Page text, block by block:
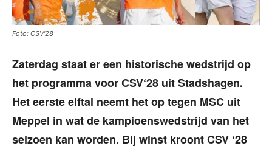
Foto: CSV'28
Zaterdag staat er een historische wedstrijd op
het programma voor CSV‘28 uit Stadshagen.
Het eerste elftal neemt het op tegen MSC uit
Meppel in wat de kampioenswedstrijd van het
seizoen kan worden. Bij winst kroont CSV ‘28